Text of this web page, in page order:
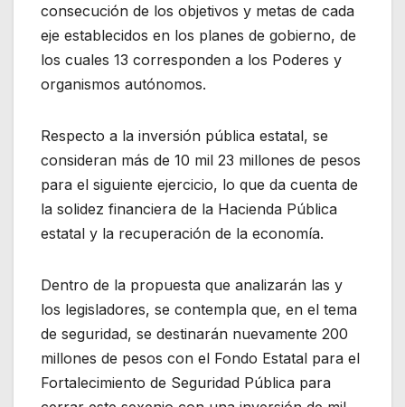
consecución de los objetivos y metas de cada
eje establecidos en los planes de gobierno, de
los cuales 13 corresponden a los Poderes y
organismos autónomos.
Respecto a la inversión pública estatal, se
consideran más de 10 mil 23 millones de pesos
para el siguiente ejercicio, lo que da cuenta de
la solidez financiera de la Hacienda Pública
estatal y la recuperación de la economía.
Dentro de la propuesta que analizarán las y
los legisladores, se contempla que, en el tema
de seguridad, se destinarán nuevamente 200
millones de pesos con el Fondo Estatal para el
Fortalecimiento de Seguridad Pública para